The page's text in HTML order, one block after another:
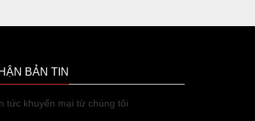
BẢN TIN
tức khuyến mại từ chúng tôi